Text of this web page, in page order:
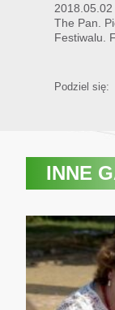
The Pan.
Festiwalu.
Podziel się:
INNE